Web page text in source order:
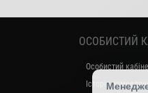
ОСОБИСТИЙ
Особистий
Історія